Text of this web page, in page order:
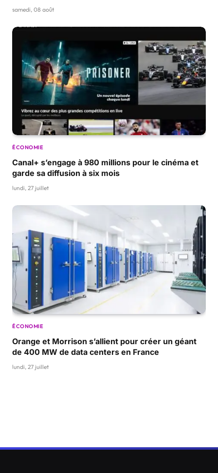
samedi, 08 août
ÉCONOMIE
Canal+ s’engage à 980 millions pour le cinéma et
garde sa diffusion à six mois
lundi, 27 juillet
ÉCONOMIE
Orange et Morrison s’allient pour créer un géant
de 400 MW de data centers en France
lundi, 27 juillet